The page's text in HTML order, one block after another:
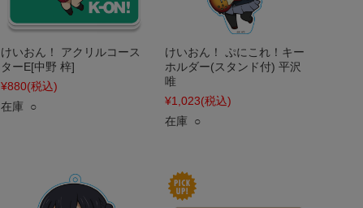
けいおん！ アクリルコース
ターE[中野 梓]
¥880(税込)
在庫 ○
けいおん！ ぷにこれ！キー
ホルダー(スタンド付) 平沢
唯
¥1,023(税込)
在庫 ○